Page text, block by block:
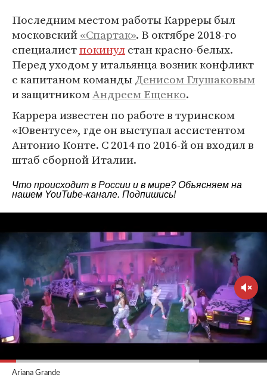
Последним местом работы Карреры был
московский«Спартак». В октябре 2018-го
специалистпокинулстан красно-белых.
Перед уходом у итальянца возник конфликт
с капитаном командыДенисом Глушаковым
и защитникомАндреем Ещенко.
Каррера известен по работе в туринском
«Ювентусе», где он выступал ассистентом
Антонио Конте. С 2014 по 2016-й он входил в
штаб сборной Италии.
Что происходит в России и в мире? Объясняем на
нашем YouTube-канале. Подпишись!
Ariana Grande